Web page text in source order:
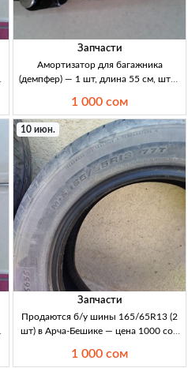
Запчасти
Амортизатор для багажника
(демпфер) — 1 шт, длина 55 см, шток
Амортизатор/демпфер на багажник.
1шт. Нов., в упаковке. Общая дл.
55см, дл. штока 23см.
1 000 сом
10 июн.
Запчасти
Продаются б/у шины 165/65R13 (2
шт) в Арча-Бешике — цена 1000 сом
Арча-Бешике; цена 1000 KGS за 2 шт
1 000 сом